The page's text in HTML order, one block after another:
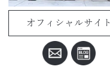
オフィシャルサイト